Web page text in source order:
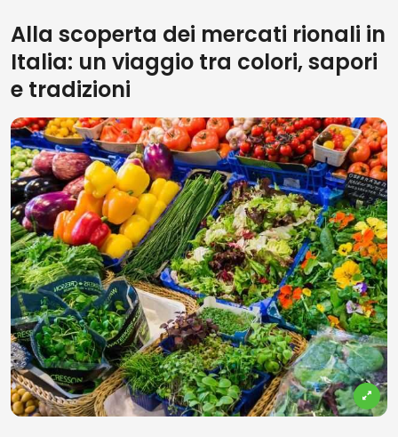
Alla scoperta dei mercati rionali in
Italia: un viaggio tra colori, sapori
e tradizioni